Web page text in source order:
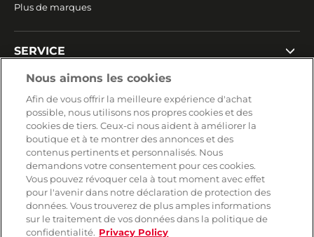
Plus de marques
SERVICE
Livraison rapide et gratuite
Paiement sécurisé
AIDE
Paiement
Livraison et expédition
Foire aux questions
Nous aimons les cookies
Afin de vous offrir la meilleure expérience d'achat
possible, nous utilisons nos propres cookies et des
cookies de tiers. Ceux-ci nous aident à améliorer la
boutique et à te montrer des annonces et des
contenus pertinents et personnalisés. Nous
demandons votre consentement pour ces cookies.
Vous pouvez révoquer cela à tout moment avec effet
pour l'avenir dans notre déclaration de protection des
données. Vous trouverez de plus amples informations
sur le traitement de vos données dans la politique de
confidentialité. Privacy Policy